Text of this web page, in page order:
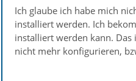
Ich glaube ich habe mich
installiert werden. Ich
installiert werden kann. Das
nicht mehr konfigurieren,